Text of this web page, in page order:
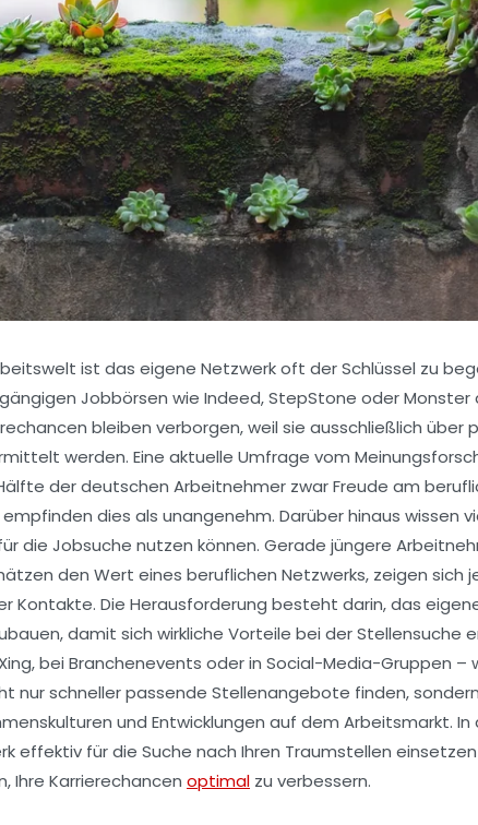
ist das eigene Netzwerk oft der Schlüssel zu
Jobbörsen wie Indeed,StepStone oderMonster
bleiben verborgen, weil sie ausschließlich über
werden. Eine aktuelle Umfrage vom
der deutschen Arbeitnehmer zwar Freude am
dies als unangenehm. Darüber hinaus wissen
die Jobsuche nutzen können. Gerade jüngere
den Wert eines beruflichen Netzwerks, zeigen sich
Kontakte. Die Herausforderung besteht darin, das
damit sich wirkliche Vorteile bei der Stellensuche
Xing, bei Branchenevents oder in Social-Media-Gruppen –
nur schneller passende Stellenangebote finden,
und Entwicklungen auf dem Arbeitsmarkt.
effektiv für die Suche nach Ihren Traumstellen
Ihre Karrierechancen optimal zu verbessern.